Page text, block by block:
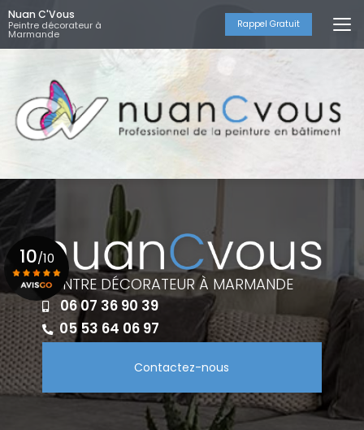
Aller
au
contenu
principal
Nuan C'Vous
Peintre décorateur à
Marmande
Rappel Gratuit
PEINTRE DÉCORATEUR À MARMANDE
06 07 36 90 39
05 53 64 06 97
Contactez-nous
10/10
Voir le certificat